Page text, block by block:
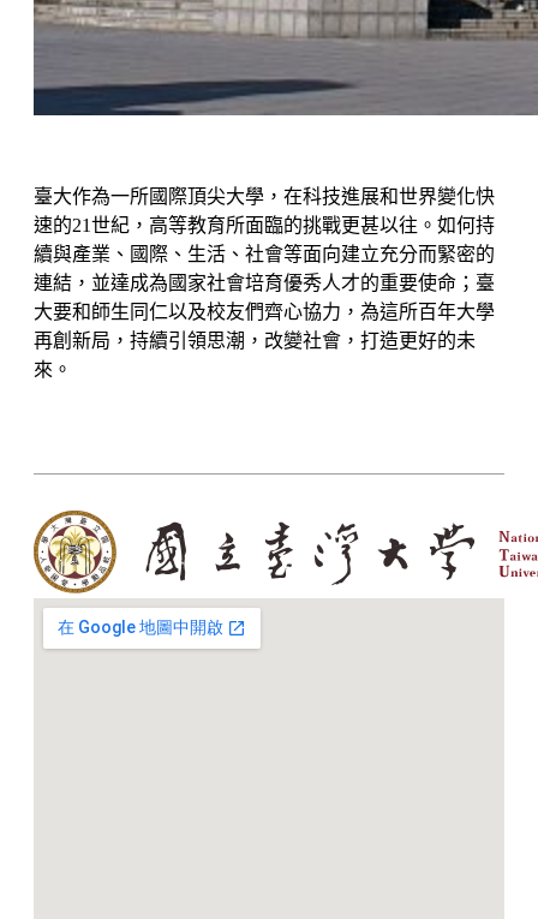
臺大作為一所國際頂尖大學，在科技進展和世界變化快
速的21世紀，高等教育所面臨的挑戰更甚以往。如何持
續與產業、國際、生活、社會等面向建立充分而緊密的
連結，並達成為國家社會培育優秀人才的重要使命；臺
大要和師生同仁以及校友們齊心協力，為這所百年大學
再創新局，持續引領思潮，改變社會，打造更好的未
來。